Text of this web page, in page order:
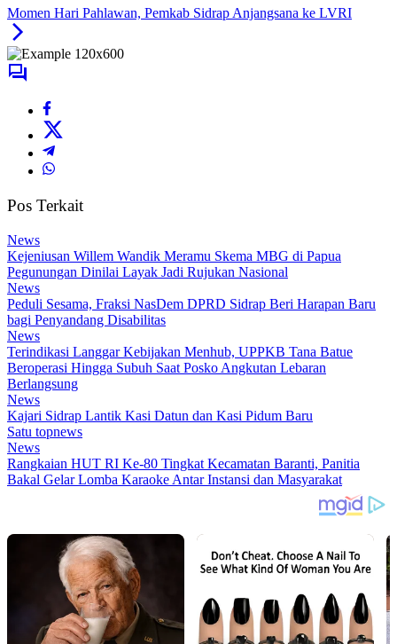
Momen Hari Pahlawan, Pemkab Sidrap Anjangsana ke LVRI
Pos Terkait
News
Kejeniusan Willem Wandik Meramu Skema MBG di Papua
Pegunungan Dinilai Layak Jadi Rujukan Nasional
News
Peduli Sesama, Fraksi NasDem DPRD Sidrap Beri Harapan Baru
bagi Penyandang Disabilitas
News
Terindikasi Langgar Kebijakan Menhub, UPPKB Tana Batue
Beroperasi Hingga Subuh Saat Posko Angkutan Lebaran
Berlangsung
News
Kajari Sidrap Lantik Kasi Datun dan Kasi Pidum Baru
Satu topnews
News
Rangkaian HUT RI Ke-80 Tingkat Kecamatan Baranti, Panitia
Bakal Gelar Lomba Karaoke Antar Instansi dan Masyarakat